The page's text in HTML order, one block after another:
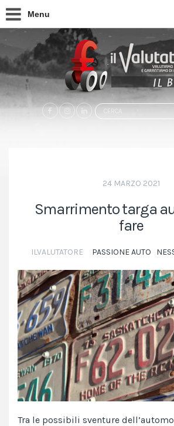
Menu
Search
24 MARZO 2021
Smarrimento targa
fare
ILVALUTATORE PASSIONE AUTO
Tra le possibili sventure